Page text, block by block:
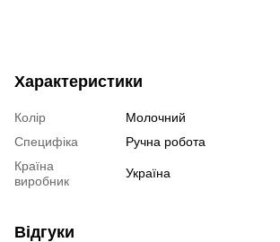
Характеристики
Колір
Молочний
Специфіка
Ручна робота
Країна
виробник
Україна
Відгуки